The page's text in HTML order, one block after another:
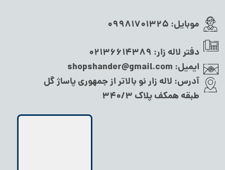
موبایل: 09981701325
دفتر لاله زار: 02136614389
ایمیل: shopshander@gmail.com
آدرس: لاله زار نو بالاتر از جمهوری پاساژ گل
طبقه همکف پلاک ۳۴۰/۳